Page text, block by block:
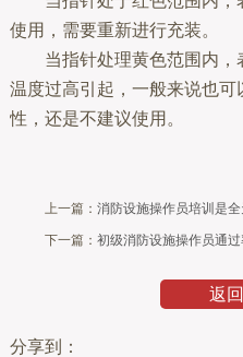
使用，需要重新进行充装。
当指针处理黄色范围内
温度过高引起，一般来说也
性，还是不建议使用。
上一篇： 消防设施操作员培训是全
下一篇： 初级消防设施操作员通过
返
分享到：